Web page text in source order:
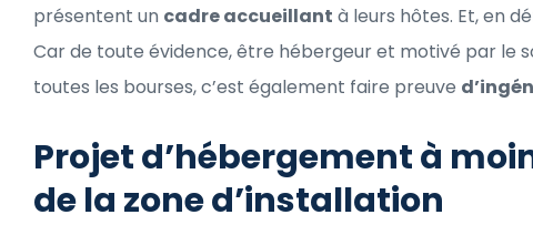
présentent un cadre accueillant à leurs hôtes. Et, en
Car de toute évidence, être hébergeur et motivé par le
toutes les bourses, c’est également faire preuve
Projet d’hébergement à
de la zone d’installation